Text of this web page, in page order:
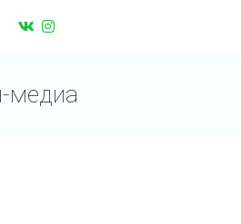
медиа